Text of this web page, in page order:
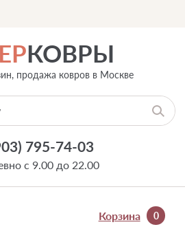
КОВРЫ
продажа ковров в Москве
795-74-03
с 9.00 до 22.00
Корзина 0